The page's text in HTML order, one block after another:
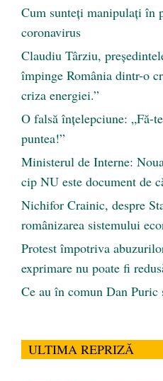
Cum sunteți manipulați în
coronavirus
Claudiu Târziu,
împinge România dintr-o
criza energiei.”
O falsă înțelepciune: „Fă-
puntea!”
Ministerul de Interne:
cip NU este document de
Nichifor Crainic, despre
românizarea sistemului
Protest împotriva
exprimare nu poate fi
Ce au în comun Dan
ULTIMA REPRIZĂ